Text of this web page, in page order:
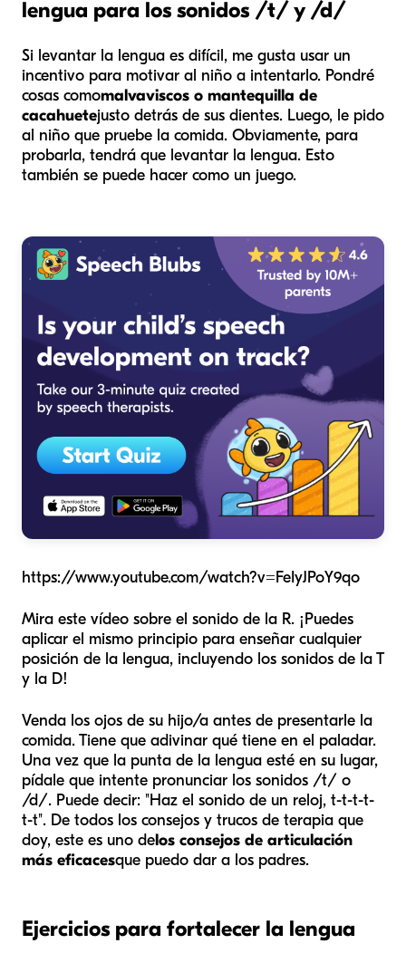
lengua para los sonidos /t/ y /d/
Si levantar la lengua es difícil, me gusta usar un
incentivo para motivar al niño a intentarlo. Pondré
cosas comomalvaviscos o mantequilla de
cacahuetejusto detrás de sus dientes. Luego, le pido
al niño que pruebe la comida. Obviamente, para
probarla, tendrá que levantar la lengua. Esto
también se puede hacer como un juego.
https://www.youtube.com/watch?v=FeIyJPoY9qo
Mira este vídeo sobre el sonido de la R. ¡Puedes
aplicar el mismo principio para enseñar cualquier
posición de la lengua, incluyendo los sonidos de la T
y la D!
Venda los ojos de su hijo/a antes de presentarle la
comida. Tiene que adivinar qué tiene en el paladar.
Una vez que la punta de la lengua esté en su lugar,
pídale que intente pronunciar los sonidos /t/ o
/d/. Puede decir: "Haz el sonido de un reloj, t-t-t-t-
t-t". De todos los consejos y trucos de terapia que
doy, este es uno delos consejos de articulación
más eficacesque puedo dar a los padres.
Ejercicios para fortalecer la lengua